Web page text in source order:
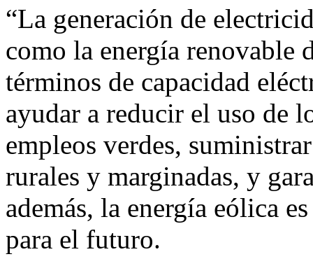
“La generación de
como la energía renovable
términos de capacidad
ayudar a reducir el uso de
empleos verdes,
rurales y marginadas, y
además, la energía eólica
para el futuro.